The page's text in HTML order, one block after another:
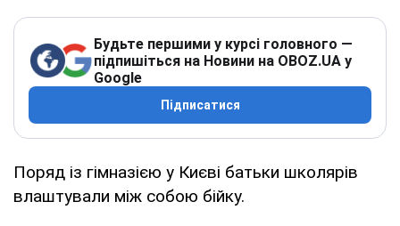
Будьте першими у курсі головного —
підпишіться на Новини на OBOZ.UA у
Google
Підписатися
Поряд із гімназією у Києві батьки школярів
влаштували між собою бійку.